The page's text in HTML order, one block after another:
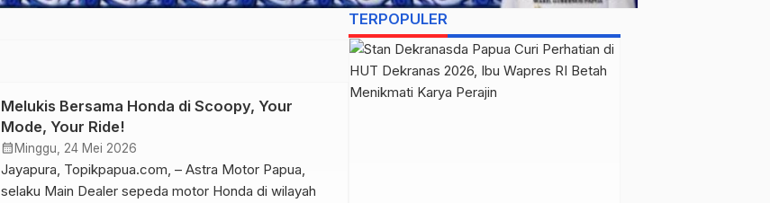
Melukis Bersama Honda di Scoopy, Your
Mode, Your Ride!
calendar_month Minggu, 24 Mei 2026
Jayapura, Topikpapua.com, – Astra Motor Papua,
selaku Main Dealer sepeda motor Honda di wilayah
TERPOPULER